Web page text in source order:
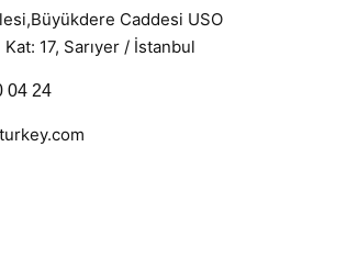
Caddesi USO
17, Sarıyer / İstanbul
04 24